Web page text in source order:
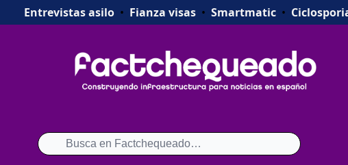
Entrevistas asilo• Fianza visas• Smartmatic•